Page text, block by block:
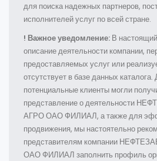
для поиска надежных партнеров,
исполнителей услуг по всей стране.
! Важное уведомление: В
описание деятельности компании,
предоставляемых услуг или
отсутствует в базе данных каталога.
потенциальные клиенты могли
представление о деятельности
АГРО ОАО ФИЛИАЛ, а также для
продвижения, мы настоятельно
представителям компании
ОАО ФИЛИАЛ заполнить профиль